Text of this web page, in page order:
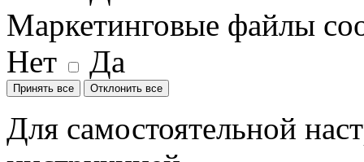
Маркетинговые файлы
Нет
Да
Принять все Отклонить все
Для самостоятельной